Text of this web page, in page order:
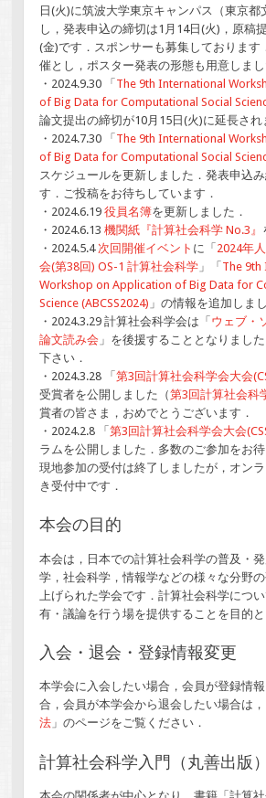
日(火)に筑波大学東京キャンパス（東京都
し，発表申込の締切は1月14日(火)，原稿
(金)です．スポンサーも募集しております
催とし，ポスター発表の形態も用意しまし
・2024.9.30 「The 9th International
of Big Data for Computational Social
論文提出の締切が10月15日(火)に延長され
・2024.7.30 「The 9th International
of Big Data for Computational Social
スケジュールを更新しました．発表申込
す．ご投稿をお待ちしています．
・2024.6.19役員名簿を更新しました．
・2024.6.13機関紙『計算社会科学 No.3』
・2024.5.4 次回開催イベント に「2024年
会(第38回) OS-1 計算社会科学 」「The 9th
Workshop on Application of Big Data for
Science (ABCSS2024) 」の情報を追加しま
・2024.3.29 計算社会科学会は「ウェブ・
論文読み会 」を後援することとなりまし
下さい．
・2024.3.28 「第3回計算社会科学会大会
受賞者を公開しました（第3回計算社会科
賞者の皆さま，おめでとうございます．
・2024.2.8 「第3回計算社会科学会大会
ラムを公開しました．多数のご参加をお待
現地参加の受付は終了しましたが，オン
き受付中です．
本会の目的
本会は，日本での計算社会科学の普及・
学，社会科学，情報学などの様々な分野
上げられた学会です．計算社会科学につ
有・議論を行う場を提供することを目的と
入会・退会・登録情報変更
本学会に入会したい場合，会員が登録情
合，会員が本学会から退会したい場合は，
法 」のページをご覧ください．
計算社会科学入門（丸善出版）